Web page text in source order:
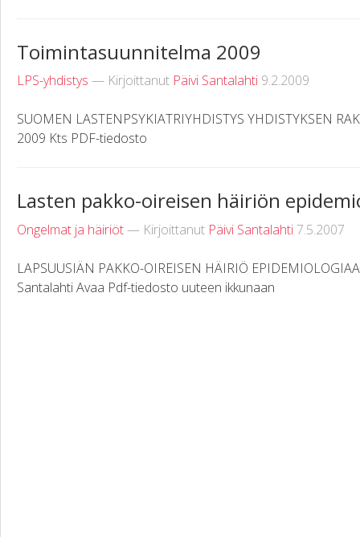
Toimintasuunnitelma 2009
LPS-yhdistys — Kirjoittanut Päivi Santalahti 9.2.2009
SUOMEN LASTENPSYKIATRIYHDISTYS YHDISTYKSEN
2009 Kts PDF-tiedosto
Lasten pakko-oireisen häiriön
Ongelmat ja häiriöt— Kirjoittanut Päivi Santalahti7.5.2007
LAPSUUSIÄN PAKKO-OIREISEN HÄIRIÖ
Santalahti Avaa Pdf-tiedosto uuteen ikkunaan